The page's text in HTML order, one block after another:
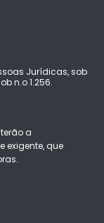
Jurídicas, sob
n.o 1.256.
a
exigente, que